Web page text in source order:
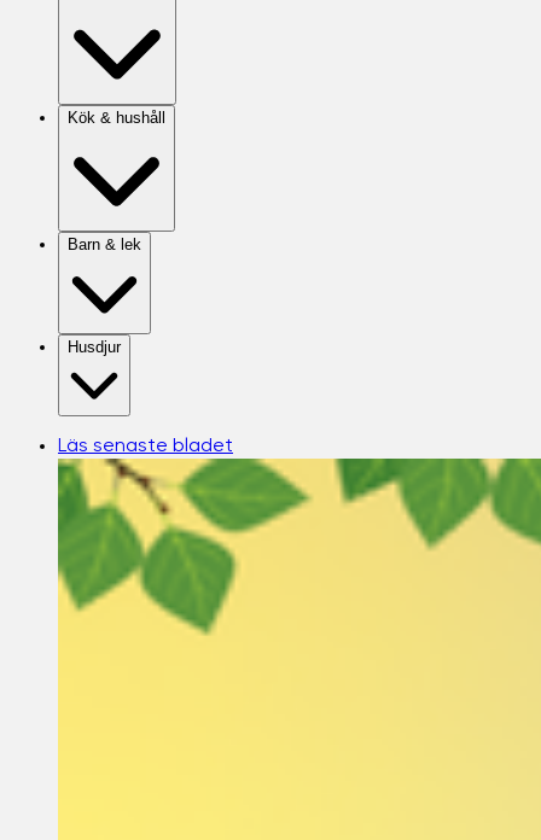
Kök & hushåll
Barn & lek
Husdjur
Läs senaste bladet